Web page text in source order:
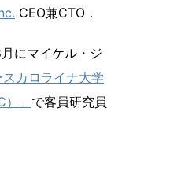
CEO兼CTO．
にマイケル・ジ
スカロライナ大学
」 で客員研究員